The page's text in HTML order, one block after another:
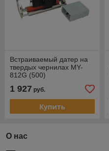
Встраиваемый датер на
твердых чернилах MY-
812G (500)
1 927 руб.
Купить
О нас